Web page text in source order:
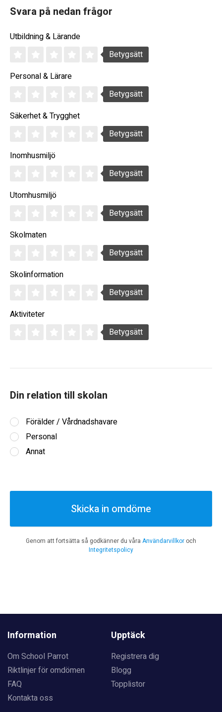
Svara på nedan frågor
Utbildning & Lärande
Betygsätt
Personal & Lärare
Betygsätt
Säkerhet & Trygghet
Betygsätt
Inomhusmiljö
Betygsätt
Utomhusmiljö
Betygsätt
Skolmaten
Betygsätt
Skolinformation
Betygsätt
Aktiviteter
Betygsätt
Din relation till skolan
Förälder / Vårdnadshavare
Personal
Annat
Skicka in omdöme
Genom att fortsätta så godkänner du våra Användarvillkor och
Integritetspolicy
Information
Om School Parrot
Riktlinjer för omdömen
FAQ
Kontakta oss
Upptäck
Registrera dig
Blogg
Topplistor